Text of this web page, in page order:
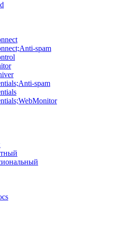
spam
spam